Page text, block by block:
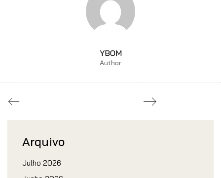
YBOM
Author
Arquivo
Julho 2026